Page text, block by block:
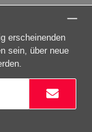
erscheinenden
sein, über neue